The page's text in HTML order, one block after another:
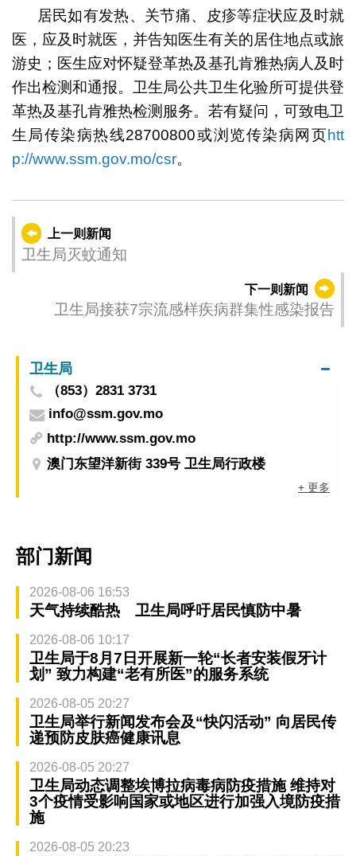
居民如有发热、关节痛、皮疹等症状应及时就
医，应及时就医，并告知医生有关的居住地点或旅
游史；医生应对怀疑登革热及基孔肯雅热病人及时
作出检测和通报。卫生局公共卫生化验所可提供登
革热及基孔肯雅热检测服务。若有疑问，可致电卫
生局传染病热线28700800或浏览传染病网页htt
p://www.ssm.gov.mo/csr。
上一则新闻
卫生局灭蚊通知
下一则新闻
卫生局接获7宗流感样疾病群集性感染报告
卫生局
（853）2831 3731
info@ssm.gov.mo
http://www.ssm.gov.mo
澳门东望洋新街 339号 卫生局行政楼
+ 更多
部门新闻
2026-08-06 16:53
天气持续酷热 卫生局呼吁居民慎防中暑
2026-08-06 10:17
卫生局于8月7日开展新一轮“长者安装假牙计
划” 致力构建“老有所医”的服务系统
2026-08-05 20:27
卫生局举行新闻发布会及“快闪活动” 向居民传
递预防皮肤癌健康讯息
2026-08-05 20:27
卫生局动态调整埃博拉病毒病防疫措施 维持对
3个疫情受影响国家或地区进行加强入境防疫措
施
2026-08-05 20:23